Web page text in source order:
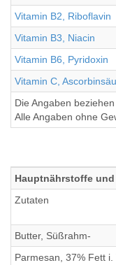
Vitamin B2, Riboflavin
Vitamin B3, Niacin
Vitamin B6, Pyridoxin
Vitamin C,
Die Angaben
Alle Angaben ohne
Hauptnährstoffe
Zutaten
Butter, Süßrahm-
Parmesan, 37% Fett i.